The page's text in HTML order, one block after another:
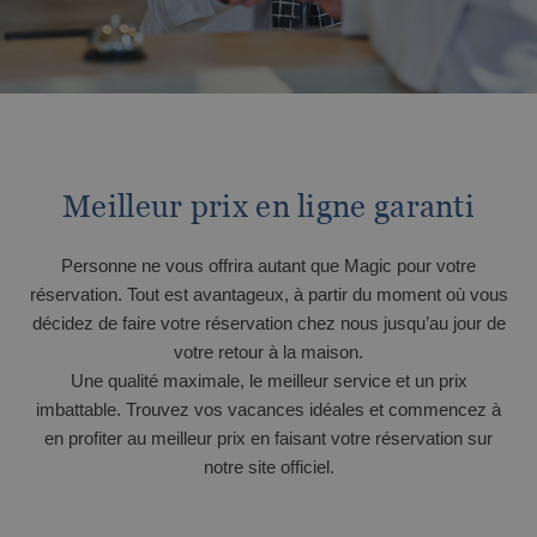
ALFAZ DEL PI
Nous sommes Pet Friendly
À partir de €Tax. incl.
Famille nombreuse
À partir de €Tax. incl.
Magic World vous attend cet été
Vive el Eclipse Solar con Magic Hotel
Group
BC™ Music Resort
(Recommended for Adults)
Magic Atrium Plaza
OROPESA DEL MAR
Pontiana Thalasso Hotel
Magic Inn Hotel
VILLAREAL
Hotel Vila-Real Palace
Hotel Vila-real Marina Azul
Calendrier d'ouverture et de fermeture
Meilleur prix en ligne garanti
Personne ne vous offrira autant que Magic pour votre
réservation. Tout est avantageux, à partir du moment où vous
décidez de faire votre réservation chez nous jusqu’au jour de
votre retour à la maison.
Une qualité maximale, le meilleur service et un prix
imbattable. Trouvez vos vacances idéales et commencez à
en profiter au meilleur prix en faisant votre réservation sur
notre site officiel.